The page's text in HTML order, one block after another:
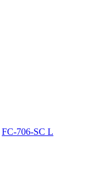
FC-706-SC L